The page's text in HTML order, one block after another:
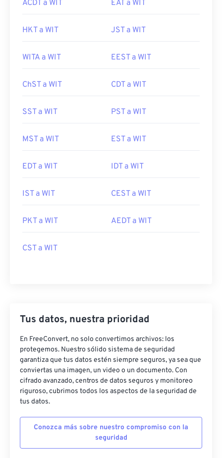
ACDT a WIT EAT a WIT
HKT a WIT JST a WIT
WITA a WIT EEST a WIT
ChST a WIT CDT a WIT
SST a WIT PST a WIT
MST a WIT EST a WIT
EDT a WIT IDT a WIT
IST a WIT CEST a WIT
PKT a WIT AEDT a WIT
CST a WIT
Tus datos, nuestra prioridad
En FreeConvert, no solo convertimos archivos: los
protegemos. Nuestro sólido sistema de seguridad
garantiza que tus datos estén siempre seguros, ya sea que
conviertas una imagen, un video o un documento. Con
cifrado avanzado, centros de datos seguros y monitoreo
riguroso, cubrimos todos los aspectos de la seguridad de
tus datos.
Conozca más sobre nuestro compromiso con la
seguridad